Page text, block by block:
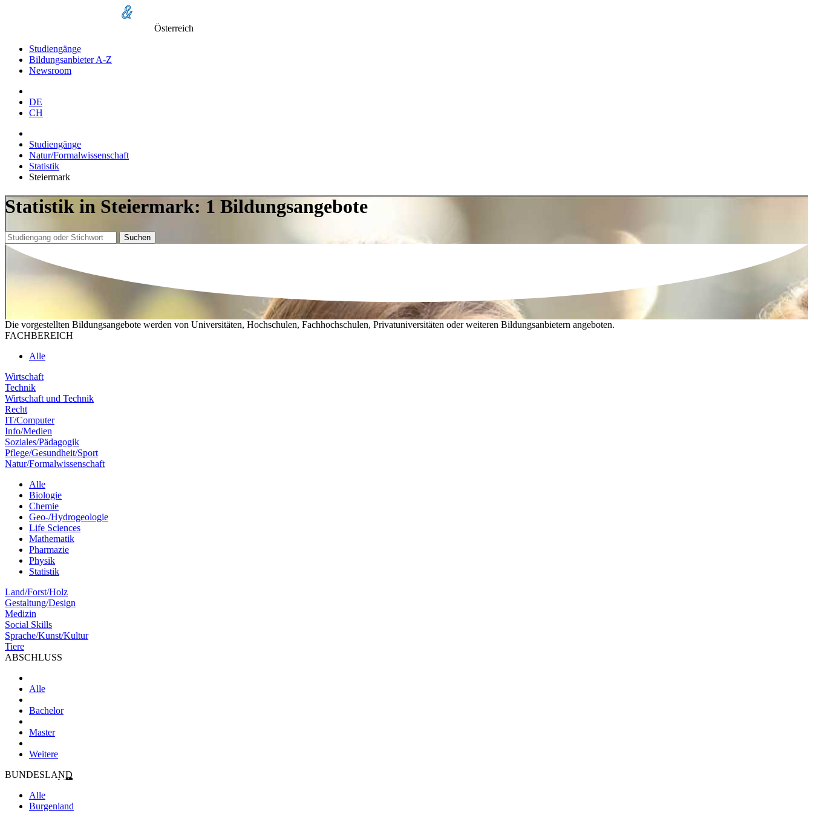
Österreich
Studiengänge
Bildungsanbieter A-Z
Newsroom
DE
CH
Studiengänge
Natur/Formalwissenschaft
Statistik
Steiermark
Statistik in Steiermark: 1 Bildungsangebote
Suchen
Die vorgestellten Bildungsangebote werden von Universitäten, Hochschulen, Fachhochschulen, Privatuniversitäten oder weiteren Bildungsanbietern angeboten.
FACHBEREICH
Alle
Wirtschaft
Technik
Wirtschaft und Technik
Recht
IT/Computer
Info/Medien
Soziales/Pädagogik
Pflege/Gesundheit/Sport
Natur/Formalwissenschaft
Alle
Biologie
Chemie
Geo-/Hydrogeologie
Life Sciences
Mathematik
Pharmazie
Physik
Statistik
Land/Forst/Holz
Gestaltung/Design
Medizin
Social Skills
Sprache/Kunst/Kultur
Tiere
ABSCHLUSS
Alle
Bachelor
Master
Weitere
BUNDESLAND
Alle
Burgenland